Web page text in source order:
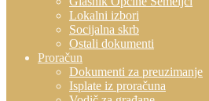
Lokalni izbori
Socijalna skrb
Ostali dokumenti
Proračun
Dokumenti za preuzimanje
Isplate iz proračuna